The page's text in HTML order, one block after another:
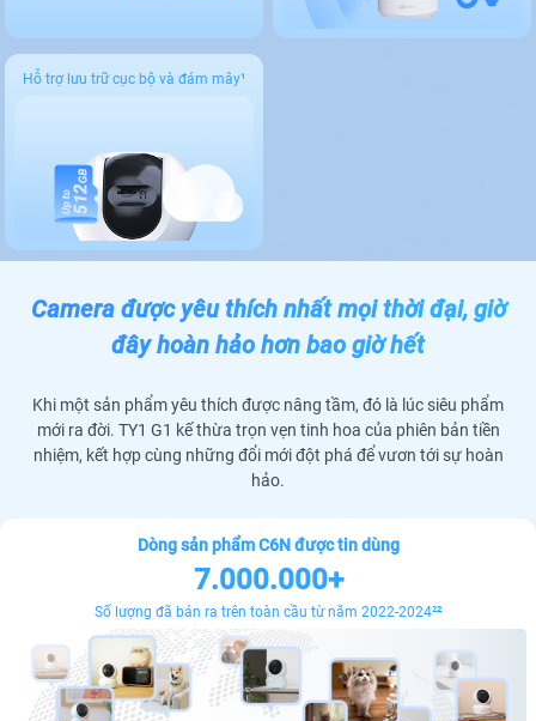
Hỗ trợ lưu trữ cục bộ và đám mây¹
Camera được yêu thích nhất mọi thời đại, giờ
đây hoàn hảo hơn bao giờ hết
Khi một sản phẩm yêu thích được nâng tầm, đó là lúc siêu phẩm
mới ra đời. TY1 G1 kế thừa trọn vẹn tinh hoa của phiên bản tiền
nhiệm, kết hợp cùng những đổi mới đột phá để vươn tới sự hoàn
hảo.
Dòng sản phẩm C6N được tin dùng
7.000.000+
Số lượng đã bán ra trên toàn cầu từ năm 2022-2024²²